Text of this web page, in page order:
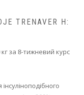
TRENAVER H:
за 8-тижневий курс